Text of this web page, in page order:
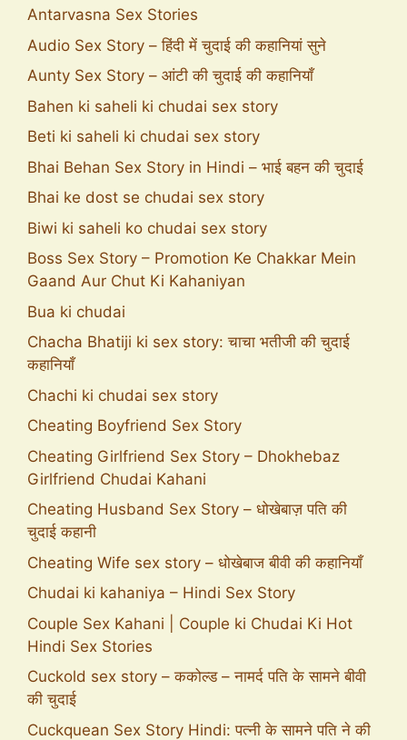
Antarvasna Sex Stories
Audio Sex Story – हिंदी में चुदाई की कहानियां सुने
Aunty Sex Story – आंटी की चुदाई की कहानियाँ
Bahen ki saheli ki chudai sex story
Beti ki saheli ki chudai sex story
Bhai Behan Sex Story in Hindi – भाई बहन की चुदाई
Bhai ke dost se chudai sex story
Biwi ki saheli ko chudai sex story
Boss Sex Story – Promotion Ke Chakkar Mein
Gaand Aur Chut Ki Kahaniyan
Bua ki chudai
Chacha Bhatiji ki sex story: चाचा भतीजी की चुदाई
कहानियाँ
Chachi ki chudai sex story
Cheating Boyfriend Sex Story
Cheating Girlfriend Sex Story – Dhokhebaz
Girlfriend Chudai Kahani
Cheating Husband Sex Story – धोखेबाज़ पति की
चुदाई कहानी
Cheating Wife sex story – धोखेबाज बीवी की कहानियाँ
Chudai ki kahaniya – Hindi Sex Story
Couple Sex Kahani | Couple ki Chudai Ki Hot
Hindi Sex Stories
Cuckold sex story – ककोल्ड – नामर्द पति के सामने बीवी
की चुदाई
Cuckquean Sex Story Hindi: पत्नी के सामने पति ने की